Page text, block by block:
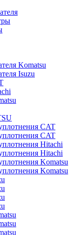
Komatsu
Isuzu
CAT
CAT
Hitachi
Hitachi
Komatsu
Komatsu